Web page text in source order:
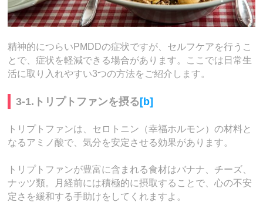
精神的につらいPMDDの症状ですが、セルフケアを行うこ
とで、症状を軽減できる場合があります。ここでは日常生
活に取り入れやすい3つの方法をご紹介します。
3-1.トリプトファンを摂る[b]
トリプトファンは、セロトニン（幸福ホルモン）の材料と
なるアミノ酸で、気分を安定させる効果があります。
トリプトファンが豊富に含まれる食材はバナナ、チーズ、
ナッツ類。月経前には積極的に摂取することで、心の不安
定さを緩和する手助けをしてくれますよ。